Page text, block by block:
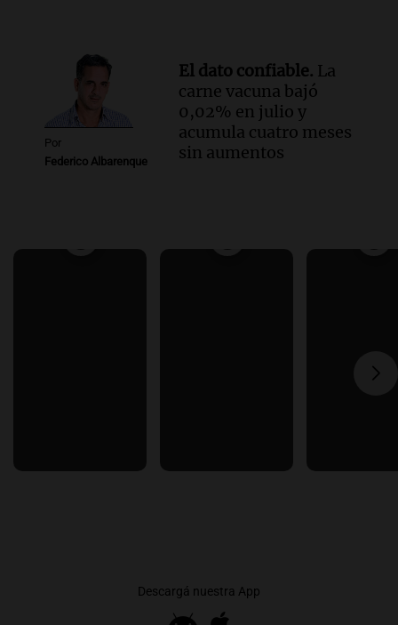
Por
Federico Albarenque
El dato confiable. La
carne vacuna bajó
0,02% en julio y
acumula cuatro meses
sin aumentos
Descargá nuestra App